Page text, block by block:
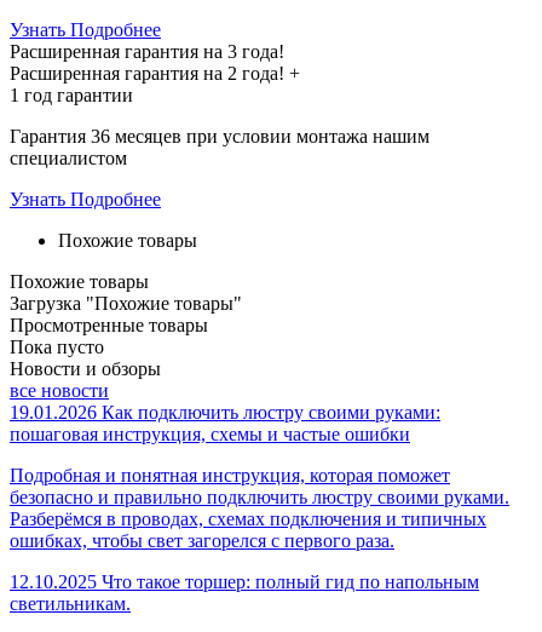
Узнать Подробнее
Расширенная гарантия на 3 года!
Расширенная гарантия на 2 года! +
1 год гарантии
Гарантия 36 месяцев при условии монтажа нашим
специалистом
Узнать Подробнее
Похожие товары
Похожие товары
Загрузка "Похожие товары"
Просмотренные товары
Пока пусто
Новости и обзоры
все новости
19.01.2026 Как подключить люстру своими руками:
пошаговая инструкция, схемы и частые ошибки
Подробная и понятная инструкция, которая поможет
безопасно и правильно подключить люстру своими руками.
Разберёмся в проводах, схемах подключения и типичных
ошибках, чтобы свет загорелся с первого раза.
12.10.2025 Что такое торшер: полный гид по напольным
светильникам.